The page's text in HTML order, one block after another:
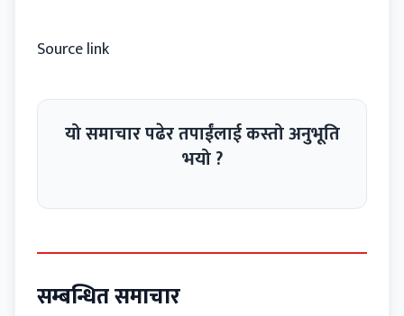
Source link
यो समाचार पढेर तपाईंलाई कस्तो अनुभूति
भयो ?
सम्बन्धित समाचार